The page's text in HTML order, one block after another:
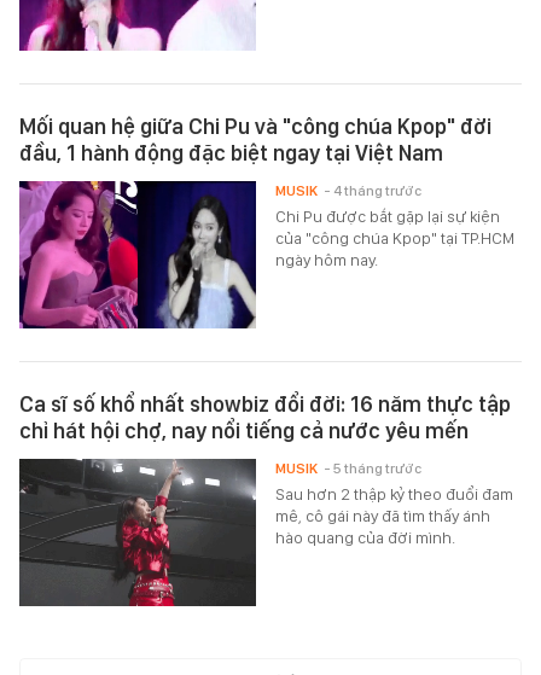
Mối quan hệ giữa Chi Pu và "công chúa Kpop" đời
đầu, 1 hành động đặc biệt ngay tại Việt Nam
Chi Pu được bắt gặp lại sự kiện
của "công chúa Kpop" tại TP.HCM
ngày hôm nay.
MUSIK - 4 tháng trước
Ca sĩ số khổ nhất showbiz đổi đời: 16 năm thực tập
chỉ hát hội chợ, nay nổi tiếng cả nước yêu mến
Sau hơn 2 thập kỷ theo đuổi đam
mê, cô gái này đã tìm thấy ánh
hào quang của đời mình.
MUSIK - 5 tháng trước